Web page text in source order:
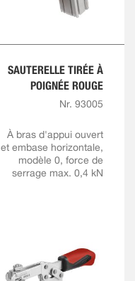
SAUTERELLE TIRÉE À
POIGNÉE ROUGE
Nr. 93005
À bras d'appui ouvert
et embase horizontale,
modèle 0, force de
serrage max. 0,4 kN